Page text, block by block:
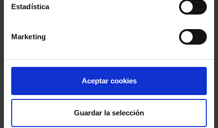
Estadística
Marketing
Aceptar cookies
Guardar la selección